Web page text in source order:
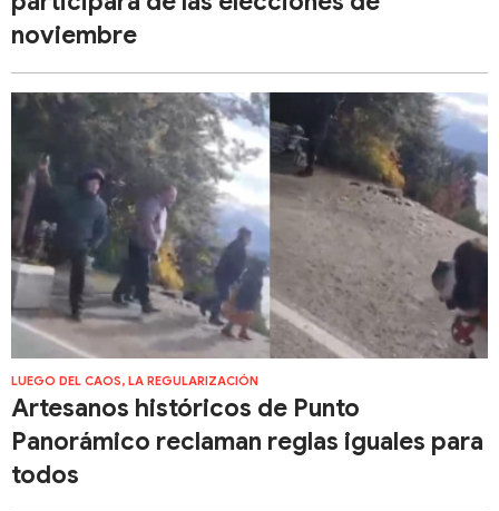
noviembre
LUEGO DEL CAOS, LA REGULARIZACIÓN
Artesanos históricos de Punto
Panorámico reclaman reglas iguales para
todos